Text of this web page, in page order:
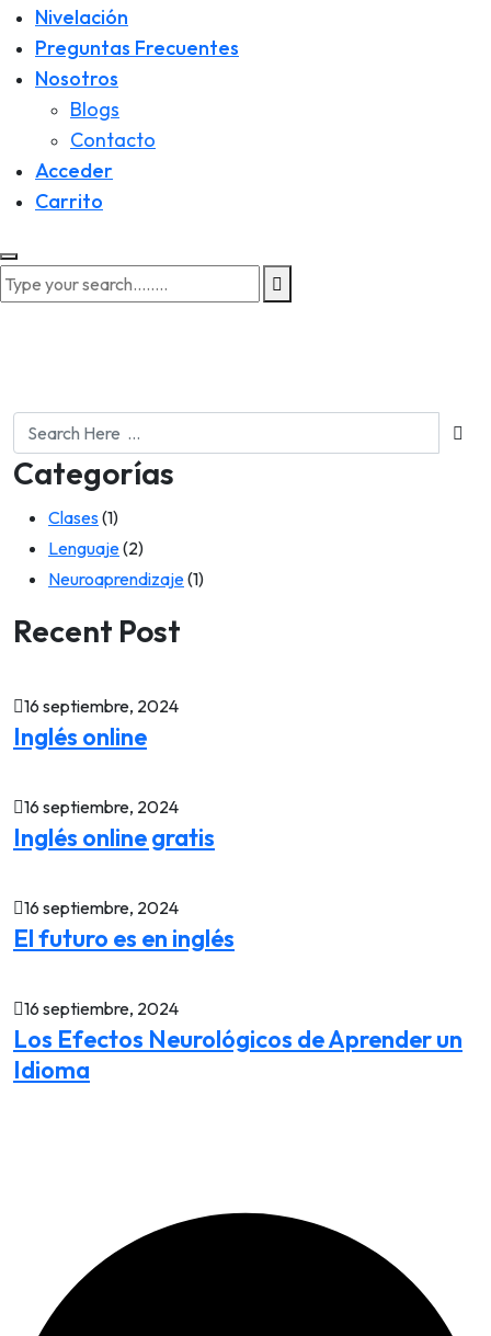
Nivelación
Preguntas Frecuentes
Nosotros
Blogs
Contacto
Acceder
Carrito
Categorías
Clases(1)
Lenguaje(2)
Neuroaprendizaje(1)
Recent Post
16 septiembre, 2024
Inglés online
16 septiembre, 2024
Inglés online gratis
16 septiembre, 2024
El futuro es en inglés
16 septiembre, 2024
Los Efectos Neurológicos de Aprender un
Idioma